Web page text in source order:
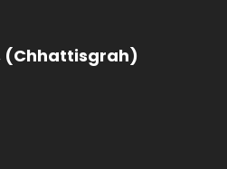
(Chhattisgrah)